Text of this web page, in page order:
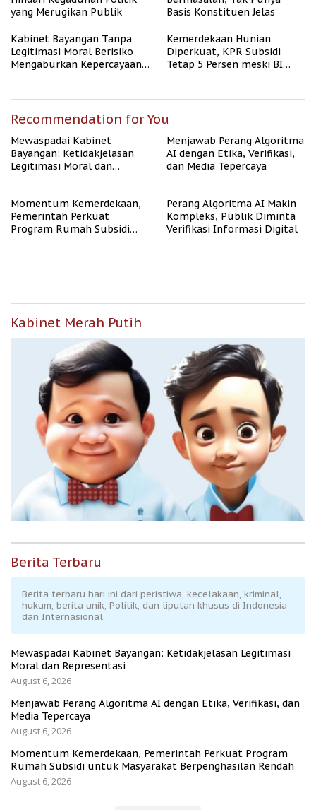
yang Merugikan Publik
Basis Konstituen Jelas
Kabinet Bayangan Tanpa
Legitimasi Moral Berisiko
Mengaburkan Kepercayaan
Kemerdekaan Hunian
Diperkuat, KPR Subsidi
Tetap 5 Persen meski BI
Recommendation for You
Mewaspadai Kabinet
Bayangan: Ketidakjelasan
Legitimasi Moral dan
Menjawab Perang Algoritma
AI dengan Etika, Verifikasi,
dan Media Tepercaya
Momentum Kemerdekaan,
Pemerintah Perkuat
Program Rumah Subsidi
Perang Algoritma AI Makin
Kompleks, Publik Diminta
Verifikasi Informasi Digital
Kabinet Merah Putih
Berita Terbaru
Berita terbaru hari ini dari peristiwa, kecelakaan, kriminal,
hukum, berita unik, Politik, dan liputan khusus di Indonesia
dan Internasional.
Mewaspadai Kabinet Bayangan: Ketidakjelasan Legitimasi
Moral dan Representasi
August 6, 2026
Menjawab Perang Algoritma AI dengan Etika, Verifikasi, dan
Media Tepercaya
August 6, 2026
Momentum Kemerdekaan, Pemerintah Perkuat Program
Rumah Subsidi untuk Masyarakat Berpenghasilan Rendah
August 6, 2026